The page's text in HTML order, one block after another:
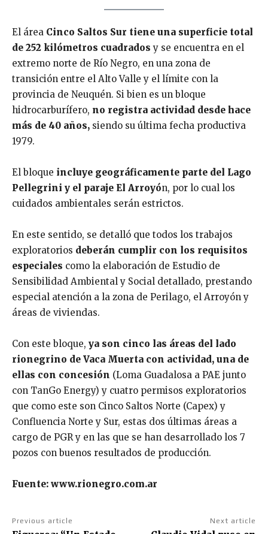
El área Cinco Saltos Sur tiene una superficie total
de 252 kilómetros cuadradosy se encuentra en el
extremo norte de Río Negro, en una zona de
transición entre el Alto Valle y el límite con la
provincia de Neuquén. Si bien es un bloque
hidrocarburífero, no registra actividad desde hace
más de 40 años, siendo su última fecha productiva
1979.
El bloque incluye geográficamente parte del Lago
Pellegrini y el paraje El Arroyón, por lo cual los
cuidados ambientales serán estrictos.
En este sentido, se detalló que todos los trabajos
exploratorios deberán cumplir con los requisitos
especiales como la elaboración de Estudio de
Sensibilidad Ambiental y Social detallado, prestando
especial atención a la zona de Perilago, el Arroyón y
áreas de viviendas.
Con este bloque, ya son cinco las áreas del lado
rionegrino de Vaca Muerta con actividad, una de
ellas con concesión (Loma Guadalosa a PAE junto
con TanGo Energy) y cuatro permisos exploratorios
que como este son Cinco Saltos Norte (Capex) y
Confluencia Norte y Sur, estas dos últimas áreas a
cargo de PGR y en las que se han desarrollado los 7
pozos con buenos resultados de producción.
Fuente: www.rionegro.com.ar
Previous article Next article